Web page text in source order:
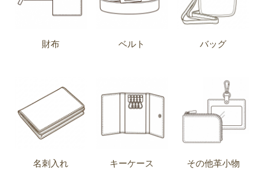
財布 ベルト バッグ
名刺入れ キーケース その他革小物